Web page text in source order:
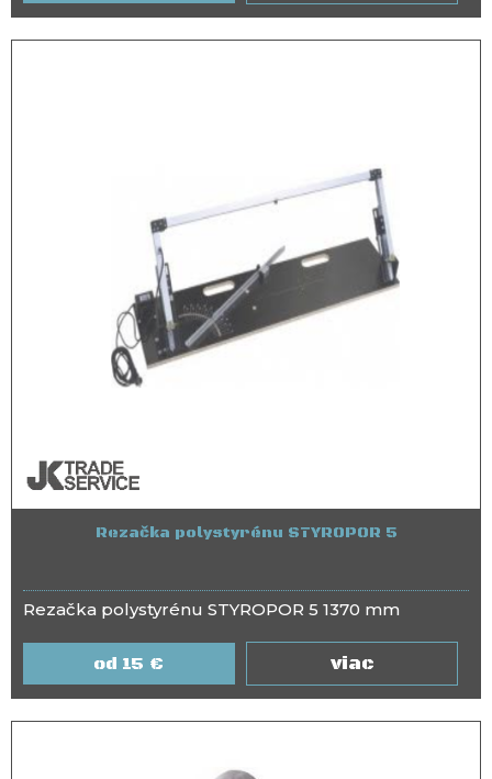
Rezačka polystyrénu STYROPOR 5
Rezačka polystyrénu STYROPOR 5 1370 mm
15 € viac